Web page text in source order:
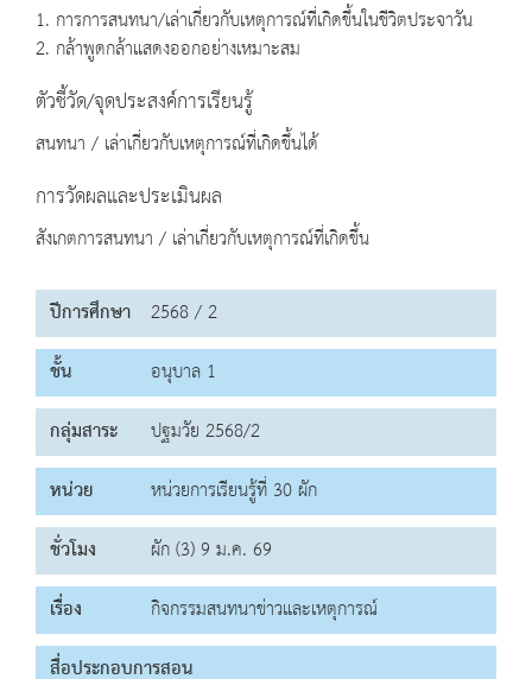
1. การการสนทนา/เล่าเกี่ยวกับเหตุการณ์ที่เกิดขึ้นในชีวิตประจาวัน
2. กล้าพูดกล้าแสดงออกอย่างเหมาะสม
ตัวชี้วัด/จุดประสงค์การเรียนรู้
สนทนา / เล่าเกี่ยวกับเหตุการณ์ที่เกิดขึ้นได้
การวัดผลและประเมินผล
สังเกตการสนทนา / เล่าเกี่ยวกับเหตุการณ์ที่เกิดขึ้น
ปีการศึกษา 2568 / 2
ชั้น
อนุบาล 1
กลุ่มสาระ
ปฐมวัย 2568/2
หน่วย
หน่วยการเรียนรู้ที่ 30 ผัก
ชั่วโมง
ผัก (3) 9 ม.ค. 69
เรื่อง
กิจกรรมสนทนาข่าวและเหตุการณ์
สื่อประกอบการสอน